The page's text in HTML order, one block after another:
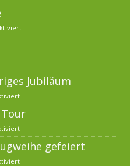
Jubiläum
gefeiert